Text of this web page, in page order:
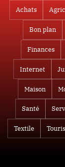
Achats
Bon plan
Finances
Internet
Maison
Santé
Textile